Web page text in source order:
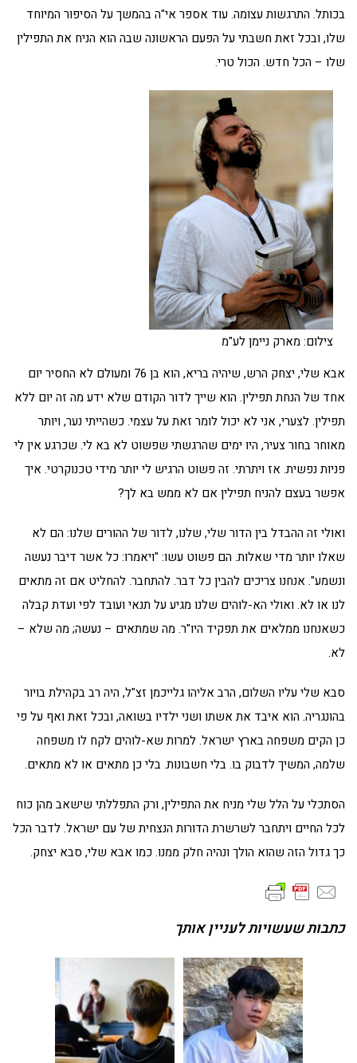
בכותל. התרגשות עצומה. עוד אספר אי"ה בהמשך על הסיפור המיוחד
שלו, ובכל זאת חשבתי על הפעם הראשונה שבה הוא הניח את התפילין
שלו – הכל חדש. הכול טרי.
צילום: מארק ניימן לע"מ
אבא שלי, יצחק הרש, שיהיה בריא, הוא בן 76 ומעולם לא החסיר יום
אחד של הנחת תפילין. הוא שייך לדור הקודם שלא ידע מה זה יום ללא
תפילין. לצערי, אני לא יכול לומר זאת על עצמי. כשהייתי נער, ויותר
מאוחר בחור צעיר, היו ימים שהרגשתי שפשוט לא בא לי. שכרגע אין לי
פניות נפשית. אז ויתרתי. זה פשוט הרגיש לי יותר מידי טכנוקרטי. איך
אפשר בעצם להניח תפילין אם לא ממש בא לך?
ואולי זה ההבדל בין הדור שלי, שלנו, לדור של ההורים שלנו: הם לא
שאלו יותר מדי שאלות. הם פשוט עשו: "ויאמרו: כל אשר דיבר נעשה
ונשמע". אנחנו צריכים להבין כל דבר. להתחבר. להחליט אם זה מתאים
לנו או לא. ואולי הא-לוהים שלנו מגיע על תנאי ועובד לפי ועדת קבלה
כשאנחנו ממלאים את תפקיד היו"ר. מה שמתאים – נעשה; מה שלא –
לא.
סבא שלי עליו השלום, הרב אליהו גלייכמן זצ"ל, היה רב בקהילת בויור
בהונגריה. הוא איבד את אשתו ושני ילדיו בשואה, ובכל זאת ואף על פי
כן הקים משפחה בארץ ישראל. למרות שא-לוהים לקח לו משפחה
שלמה, המשיך לדבוק בו. בלי חשבונות. בלי כן מתאים או לא מתאים.
הסתכלי על הלל שלי מניח את התפילין, ורק התפללתי שישאב מהן כוח
לכל החיים ויתחבר לשרשרת הדורות הנצחית של עם ישראל. לדבר הכל
כך גדול הזה שהוא הולך ונהיה חלק ממנו. כמו אבא שלי, סבא יצחק.
כתבות שעשויות לעניין אותך